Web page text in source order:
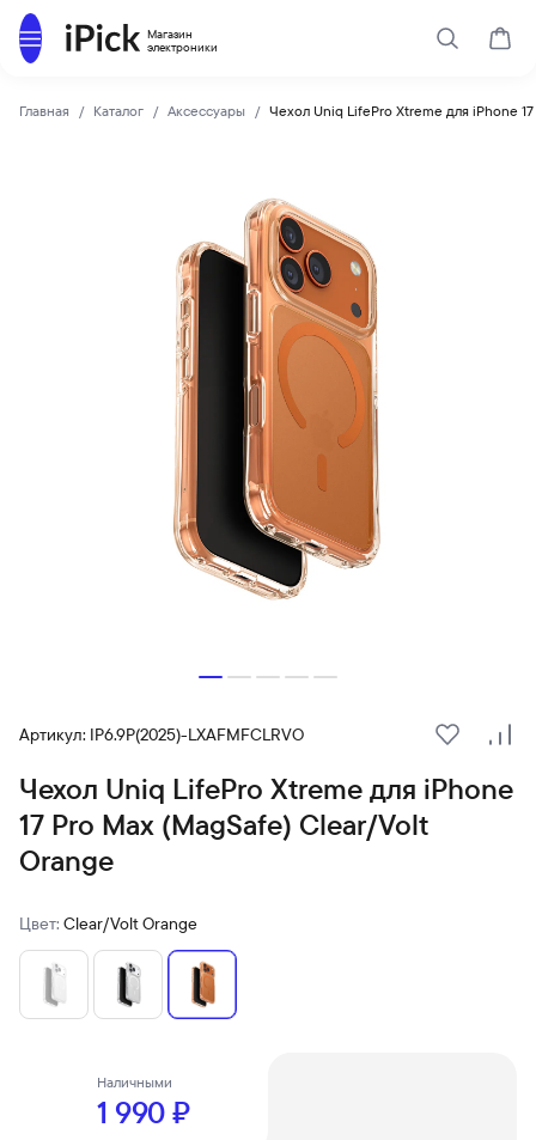
Магазин
электроники
Каталог
Поиск
Главная Каталог Аксессуары Чехол Uniq LifePro Xtreme для iPhone
Артикул: IP6.9P(2025)-LXAFMFCLRVO
В
Чехол Uniq LifePro Xtreme для iPhone
17 Pro Max (MagSafe) Clear/Volt
Orange
Цвет: Clear/Volt Orange
Наличными
1 990 ₽